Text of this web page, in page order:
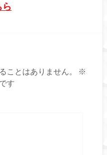
ら
ことはありません。
※
す